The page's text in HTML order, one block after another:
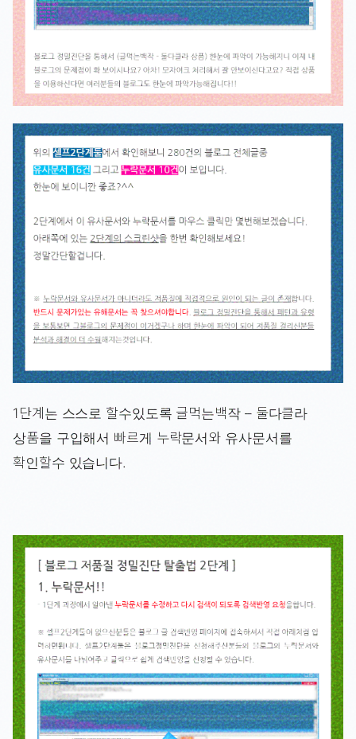
1단계는 스스로 할수있도록 글먹는백작 – 둘다클라
상품을 구입해서 빠르게 누락문서와 유사문서를
확인할수 있습니다.